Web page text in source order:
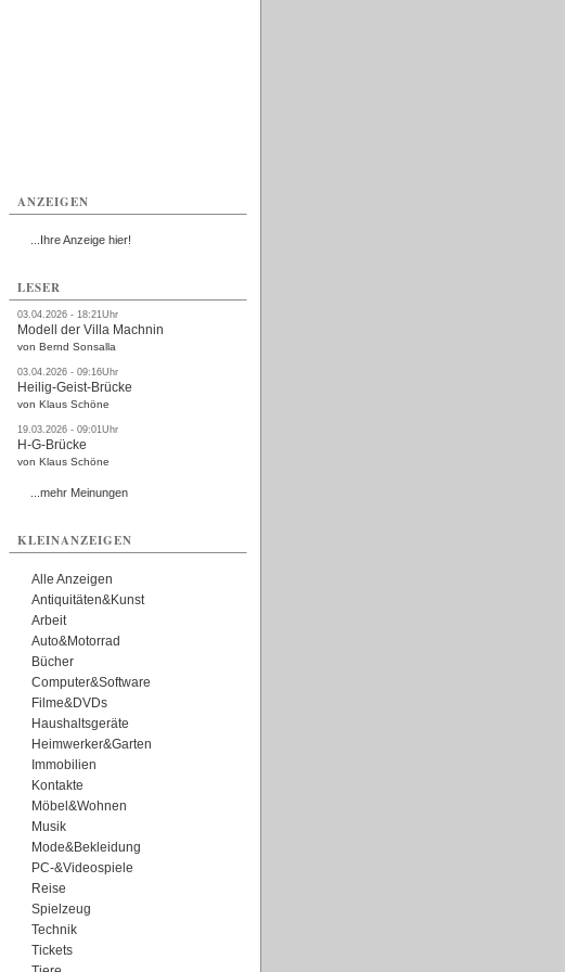
ANZEIGEN
...Ihre Anzeige hier!
LESER
03.04.2026 - 18:21Uhr
Modell der Villa Machnin
von Bernd Sonsalla
03.04.2026 - 09:16Uhr
Heilig-Geist-Brücke
von Klaus Schöne
19.03.2026 - 09:01Uhr
H-G-Brücke
von Klaus Schöne
...mehr Meinungen
KLEINANZEIGEN
Alle Anzeigen
Antiquitäten&Kunst
Arbeit
Auto&Motorrad
Bücher
Computer&Software
Filme&DVDs
Haushaltsgeräte
Heimwerker&Garten
Immobilien
Kontakte
Möbel&Wohnen
Musik
Mode&Bekleidung
PC-&Videospiele
Reise
Spielzeug
Technik
Tickets